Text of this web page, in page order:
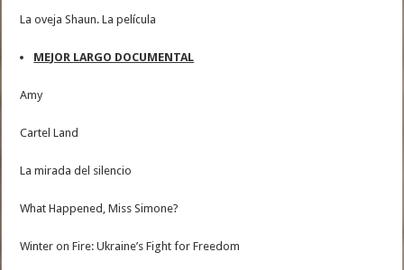
La oveja Shaun. La película
MEJOR LARGO DOCUMENTAL
Amy
Cartel Land
La mirada del silencio
What Happened, Miss Simone?
Winter on Fire: Ukraine’s Fight for Freedom